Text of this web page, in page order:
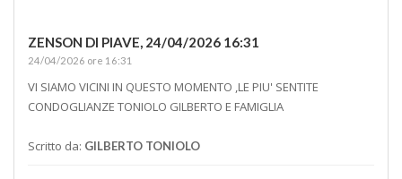
ZENSON DI PIAVE, 24/04/2026 16:31
24/04/2026 ore 16:31
VI SIAMO VICINI IN QUESTO MOMENTO ,LE PIU' SENTITE
CONDOGLIANZE TONIOLO GILBERTO E FAMIGLIA
Scritto da: GILBERTO TONIOLO